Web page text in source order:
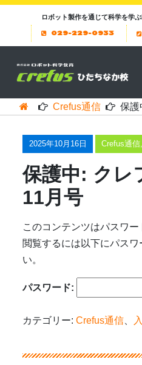
ロボット製作を通じて科学を学
029-229-0933
Crefus通信 保護
2025年10月16日 Crefus通信,
保護中: クレ
11月号
このコンテンツはパスワー
閲覧するには以下にパス
い。
パスワード:
カテゴリー:Crefus通信、